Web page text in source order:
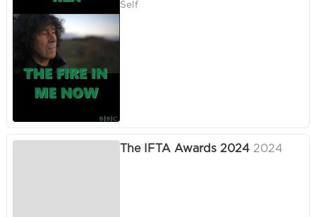
Self
The IFTA Awards 2024 2024